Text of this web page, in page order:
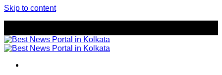
Skip to content